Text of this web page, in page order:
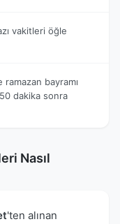
vakitleri öğle
ramazan bayramı
dakika sonra
Nasıl
'ten alınan